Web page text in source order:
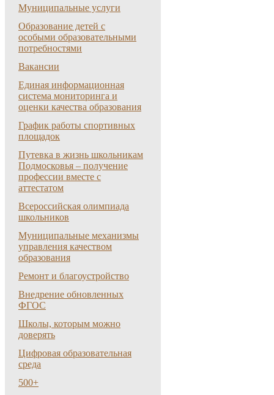
Муниципальные услуги
Образование детей с
особыми образовательными
потребностями
Вакансии
Единая информационная
система мониторинга и
оценки качества образования
График работы спортивных
площадок
Путевка в жизнь школьникам
Подмосковья – получение
профессии вместе с
аттестатом
Всероссийская олимпиада
школьников
Муниципальные механизмы
управления качеством
образования
Ремонт и благоустройство
Внедрение обновленных
ФГОС
Школы, которым можно
доверять
Цифровая образовательная
среда
500+